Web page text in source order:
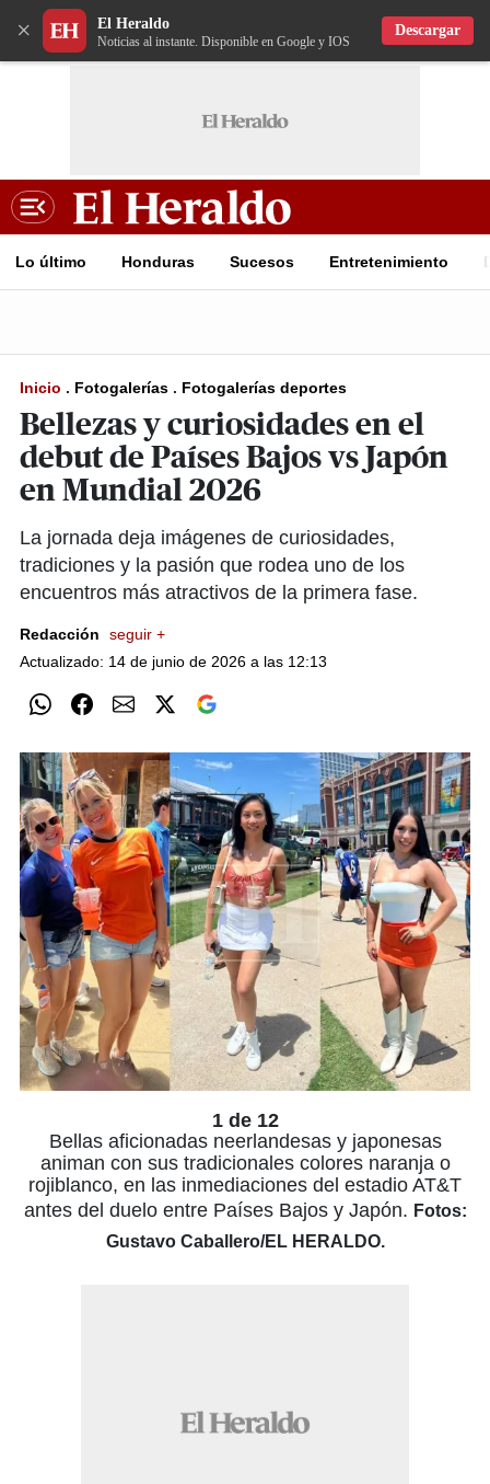
× El Heraldo
Noticias al instante. Disponible en Google y IOS
Descargar
Lo último Honduras Sucesos Entretenimiento
Inicio . Fotogalerías . Fotogalerías deportes
Bellezas y curiosidades en el
debut de Países Bajos vs Japón
en Mundial 2026
La jornada deja imágenes de curiosidades,
tradiciones y la pasión que rodea uno de los
encuentros más atractivos de la primera fase.
Redacción
seguir +
Actualizado: 14 de junio de 2026 a las 12:13
1 de 12
Bellas aficionadas neerlandesas y japonesas
animan con sus tradicionales colores naranja o
rojiblanco, en las inmediaciones del estadio AT&T
antes del duelo entre Países Bajos y Japón. Fotos:
Gustavo Caballero/EL HERALDO.